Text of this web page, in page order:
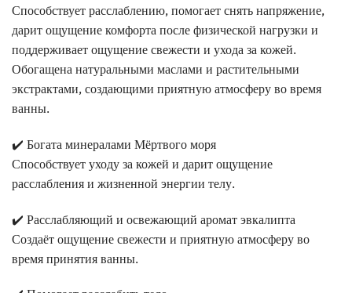
Способствует расслаблению, помогает снять напряжение,
дарит ощущение комфорта после физической нагрузки и
поддерживает ощущение свежести и ухода за кожей.
Обогащена натуральными маслами и растительными
экстрактами, создающими приятную атмосферу во время
ванны.
✔️ Богата минералами Мёртвого моря
Способствует уходу за кожей и дарит ощущение
расслабления и жизненной энергии телу.
✔️ Расслабляющий и освежающий аромат эвкалипта
Создаёт ощущение свежести и приятную атмосферу во
время принятия ванны.